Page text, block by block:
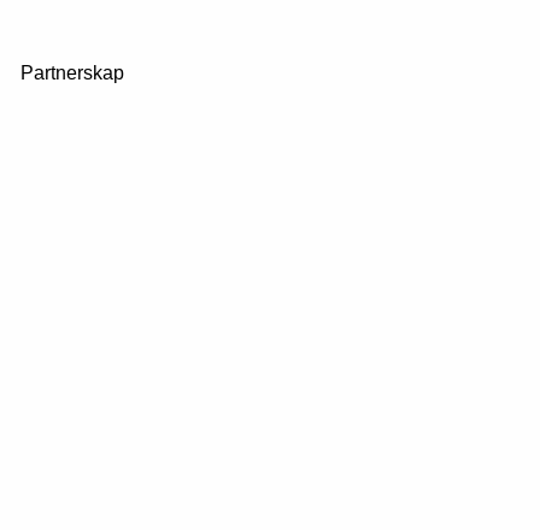
Partnerskap